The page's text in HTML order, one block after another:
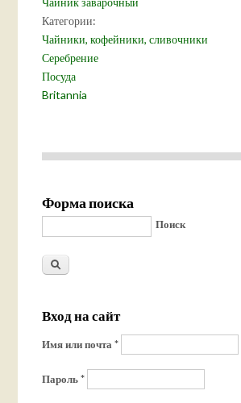
Категории:
Чайники, кофейники, сливочники
Серебрение
Посуда
Britannia
Форма поиска
Поиск
Вход на сайт
Имя или почта*
Пароль*